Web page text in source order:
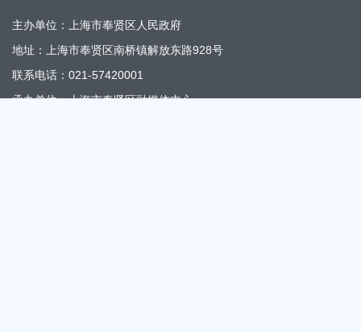
主办单位：上海市奉贤区人民政府
地址：上海市奉贤区南桥镇解放东路928号
联系电话：021-57420001
承办单位：上海市奉贤区融媒体中心